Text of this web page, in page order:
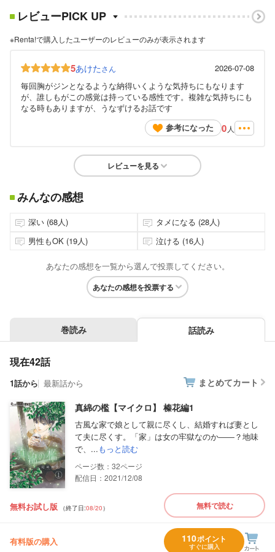
レビューPICK UP
※Renta!で購入したユーザーのレビューのみが表示されます
5あけたさん
2026-07-08
毎回胸がジンとなるような納得いくような気持ちにもなります
が、誰しもがこの感覚は持っている感性です。複雑な気持ちにも
なる時もありますが、うなずけるお話です
参考になった
0 人
レビューを見る
みんなの感想
深い (68人)
タメになる (28人)
男性もOK (19人)
泣ける (16人)
あなたの感想を一覧から選んで投票してください。
あなたの感想を投票する
巻読み 話読み
現在42話
1話から 最新話から まとめてカート
真綿の檻【マイクロ】 榛花編1
古風な家で娘として親に尽くし、結婚すれば妻とし
て夫に尽くす。「家」は女の牢獄なのか――？地味
で、...もっと読む
32
配信日：2021/12/08
無料お試し版 （終了日:08/20） 無料で読む
有料版の購入 110ポイント
すぐに購入